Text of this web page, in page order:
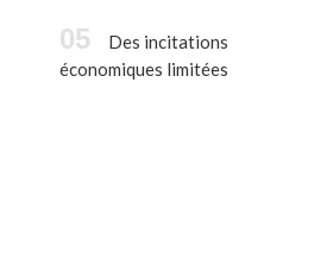
Des incitations
économiques limitées